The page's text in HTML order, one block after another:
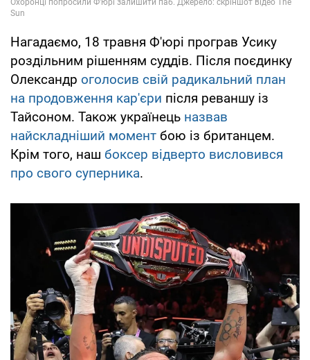
Нагадаємо, 18 травня Ф'юрі програв Усику
роздільним рішенням суддів. Після поєдинку
Олександр оголосив свій радикальний план
на продовження кар'єри після реваншу із
Тайсоном. Також українець назвав
найскладніший момент бою із британцем.
Крім того, наш боксер відверто висловився
про свого суперника.